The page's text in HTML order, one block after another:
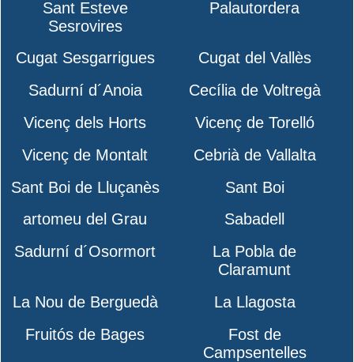
Sant Esteve
Sesrovires
Palautordera
Cugat Sesgarrigues
Cugat del Vallès
Sadurní d´Anoia
Cecília de Voltregà
Vicenç dels Horts
Vicenç de Torelló
Vicenç de Montalt
Cebrià de Vallalta
Sant Boi de Lluçanès
Sant Boi
artomeu del Grau
Sabadell
Sadurní d´Osormort
La Pobla de
Claramunt
La Nou de Berguedà
La Llagosta
Fruitós de Bages
Fost de
Campsentelles